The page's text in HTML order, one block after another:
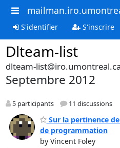
S'identifier S'inscrire
Dlteam-list
dlteam-list@iro.umontreal.ca
Septembre 2012
5 participants 11 discussions
Sur la pertinence
de programmation
by Vincent Foley